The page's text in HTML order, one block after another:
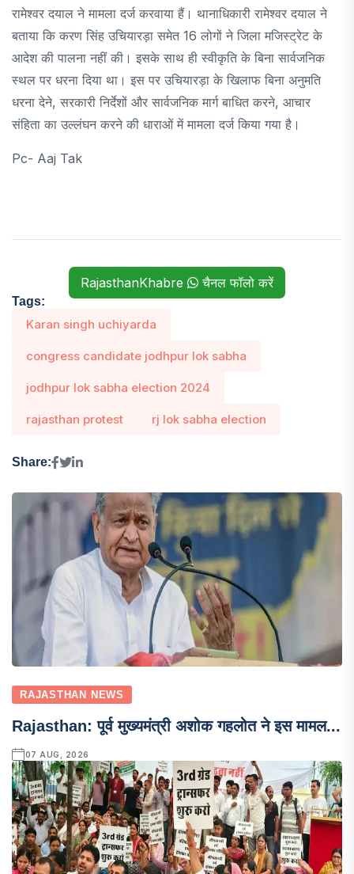
रामेश्वर दयाल ने मामला दर्ज करवाया हैं। थानाधिकारी रामेश्वर दयाल ने
बताया कि करण सिंह उचियारड़ा समेत 16 लोगों ने जिला मजिस्ट्रेट के
आदेश की पालना नहीं की। इसके साथ ही स्वीकृति के बिना सार्वजनिक
स्थल पर धरना दिया था। इस पर उचियारड़ा के खिलाफ बिना अनुमति
धरना देने, सरकारी निर्देशों और सार्वजनिक मार्ग बाधित करने, आचार
संहिता का उल्लंघन करने की धाराओं में मामला दर्ज किया गया है।
Pc- Aaj Tak
RajasthanKhabre चैनल फॉलो करें
Tags:
Karan singh uchiyarda
congress candidate jodhpur lok sabha
jodhpur lok sabha election 2024
rajasthan protest rj lok sabha election
Share:
RAJASTHAN NEWS
Rajasthan: पूर्व मुख्यमंत्री अशोक गहलोत ने इस मामल...
07 AUG, 2026